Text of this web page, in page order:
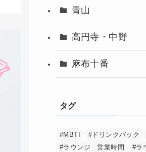
青山
高円寺・中野
麻布十番
タグ
#MBTI #ドリンクバック
#ラウンジ 営業時間
#ラ